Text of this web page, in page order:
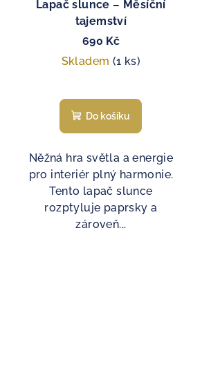
Lapač slunce – Měsíční
tajemství
690 Kč
Skladem (1 ks)
Do košíku
Něžná hra světla a energie
pro interiér plný harmonie.
Tento lapač slunce
rozptyluje paprsky a
zároveň...